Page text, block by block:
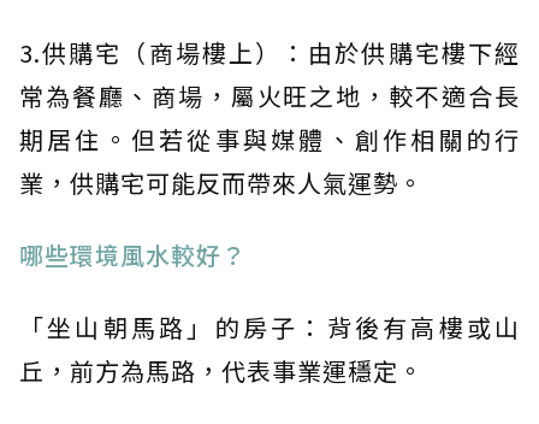
3.供購宅（商場樓上）：由於供購宅樓下經
常為餐廳、商場，屬火旺之地，較不適合長
期居住。但若從事與媒體、創作相關的行
業，供購宅可能反而帶來人氣運勢。
哪些環境風水較好？
「坐山朝馬路」的房子：背後有高樓或山
丘，前方為馬路，代表事業運穩定。